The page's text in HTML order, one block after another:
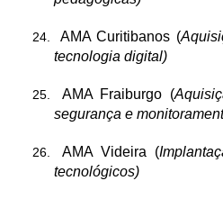
AMA Curitibanos (
tecnologia digital)
AMA Fraiburgo (
segurança e
AMA Videira (
tecnológicos)